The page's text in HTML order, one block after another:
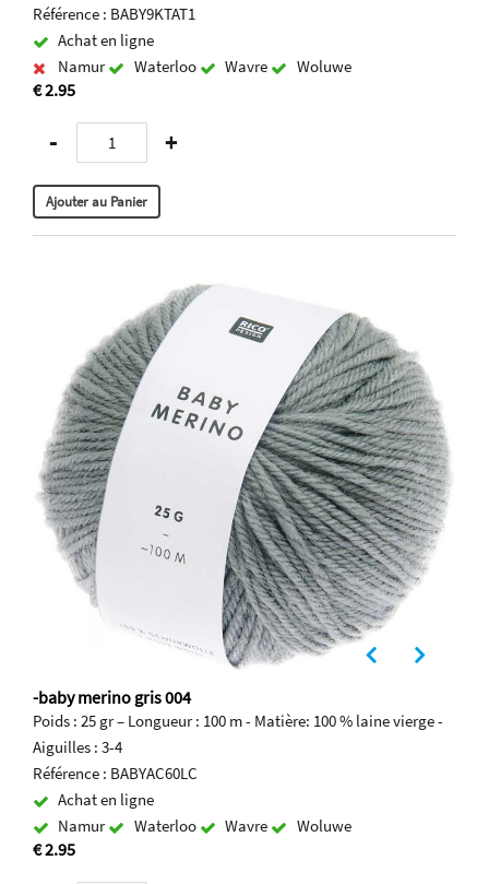
Référence : BABY9KTAT1
Achat en ligne
Namur
Waterloo Wavre Woluwe
€ 2.95
- +
-baby merino gris 004
Poids : 25 gr – Longueur : 100 m - Matière: 100 % laine vierge -
Aiguilles : 3-4
Référence : BABYAC60LC
Achat en ligne
Namur
Waterloo Wavre Woluwe
€ 2.95